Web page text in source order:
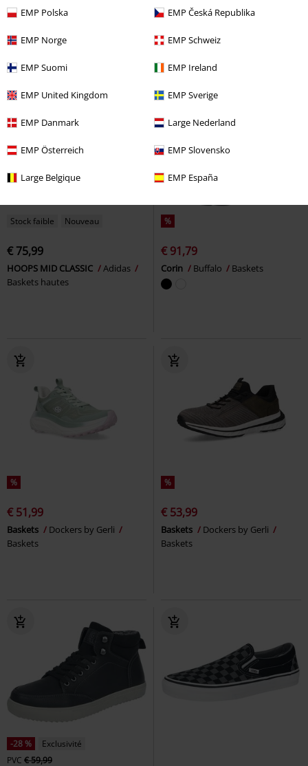
EMP Polska EMP Česká Republika
EMP Norge EMP Schweiz
EMP Suomi EMP Ireland
EMP United Kingdom EMP Sverige
EMP Danmark Large Nederland
EMP Österreich EMP Slovensko
Large Belgique EMP España
STREET TALK BOLD
Baskets
Baskets
Dockers by Gerli
Baskets
Stock faible Nouveau
€ 75,99
HOOPS MID CLASSIC
Adidas
Baskets hautes
%
€ 91,79
Corin Buffalo Baskets
%
€ 51,99
Baskets
Dockers by Gerli
Baskets
%
€ 53,99
Baskets
Dockers by Gerli
Baskets
-28 %
Exclusivité
PVC € 59,99